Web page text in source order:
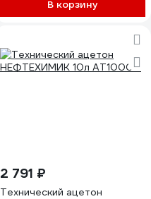
В корзину
2 791 ₽
Технический ацетон